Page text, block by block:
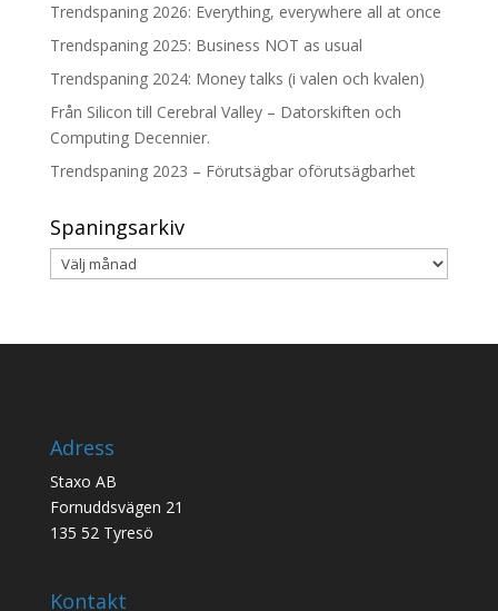
Trendspaning 2026: Everything, everywhere all at once
Trendspaning 2025: Business NOT as usual
Trendspaning 2024: Money talks (i valen och kvalen)
Från Silicon till Cerebral Valley – Datorskiften och
Computing Decennier.
Trendspaning 2023 – Förutsägbar oförutsägbarhet
Spaningsarkiv
Spaningsarkiv
Adress
Staxo AB
Fornuddsvägen 21
135 52 Tyresö
Kontakt